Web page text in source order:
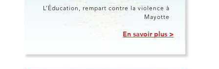
L’Éducation, rempart contre la violence à
Mayotte
En savoir plus >